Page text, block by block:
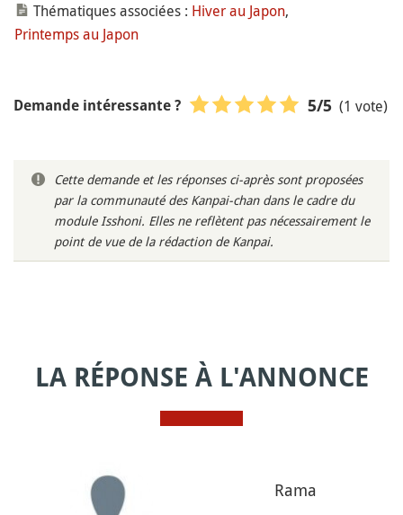
Thématiques associées : Hiver au Japon,
Printemps au Japon
Demande intéressante ? 5/5 (1 vote)
Cette demande et les réponses ci-après sont proposées
par la communauté des Kanpai-chan dans le cadre du
module Isshoni. Elles ne reflètent pas nécessairement le
point de vue de la rédaction de Kanpai.
LA RÉPONSE À L'ANNONCE
Rama